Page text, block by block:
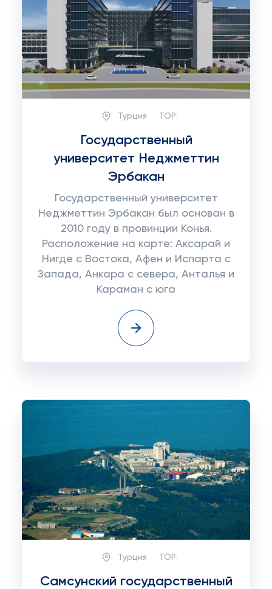
Турция TOP:
Государственный
университет Неджметтин
Эрбакан
Государственный университет
Неджметтин Эрбакан был основан в
2010 году в провинции Конья.
Расположение на карте: Аксарай и
Нигде с Востока, Афен и Испарта с
Запада, Анкара с севера, Анталья и
Караман с юга
Турция TOP:
Самсунский государственный